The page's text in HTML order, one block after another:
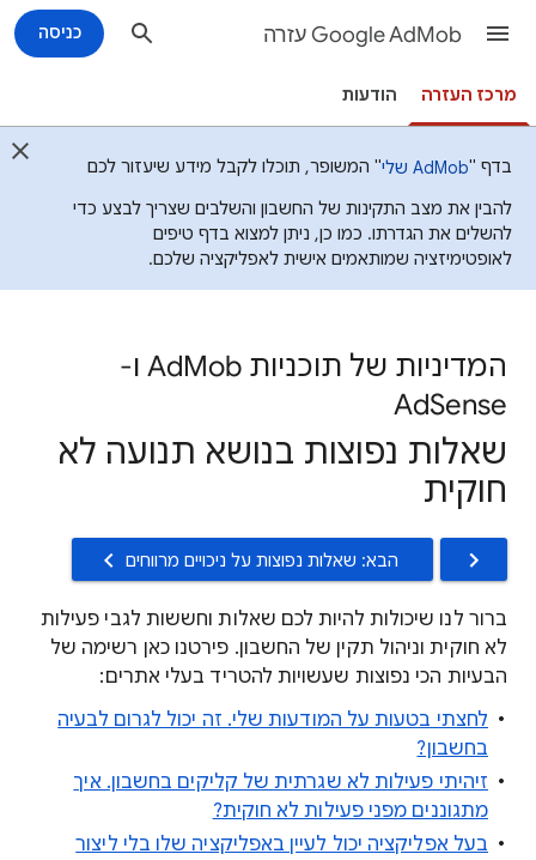
Google AdMob עזרה כניסה
מרכז העזרה הודעות
בדף "AdMob שלי
" המשופר, תוכלו לקבל מידע שיעזור לכם
להבין את מצב התקינות של החשבון והשלבים שצריך לבצע כדי
להשלים את הגדרתו. כמו כן, ניתן למצוא בדף טיפים
לאופטימיזציה שמותאמים אישית לאפליקציה שלכם.
המדיניות של תוכניות AdMob ו-
AdSense
שאלות נפוצות בנושא תנועה לא
חוקית
הבא: שאלות נפוצות על ניכויים מרווחים
ברור לנו שיכולות להיות לכם שאלות וחששות לגבי פעילות
לא חוקית וניהול תקין של החשבון. פירטנו כאן רשימה של
הבעיות הכי נפוצות שעשויות להטריד בעלי אתרים:
לחצתי בטעות על המודעות שלי. זה יכול לגרום לבעיה
בחשבון?
זיהיתי פעילות לא שגרתית של קליקים בחשבון. איך
מתגוננים מפני פעילות לא חוקית?
בעל אפליקציה יכול לעיין באפליקציה שלו בלי ליצור